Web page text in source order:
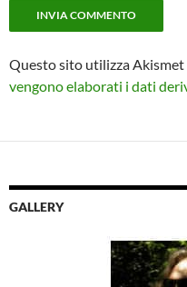
Questo sito utilizza
vengono elaborati i dati
GALLERY